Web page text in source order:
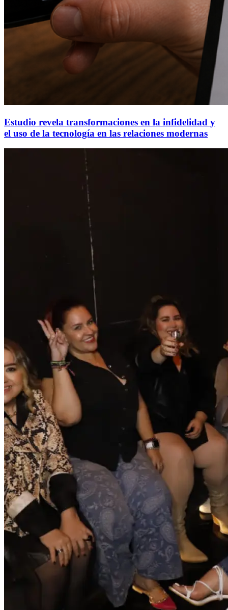
Estudio revela transformaciones en la infidelidad y
el uso de la tecnología en las relaciones modernas